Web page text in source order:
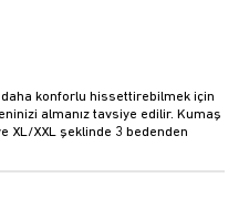
daha konforlu hissettirebilmek için
almanız tavsiye edilir. Kumaş
XL/XXL şeklinde 3 bedenden